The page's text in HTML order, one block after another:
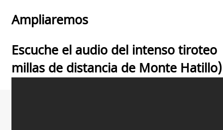
Ampliaremos
Escuche el audio del intenso
millas de distancia de Monte Hatillo)